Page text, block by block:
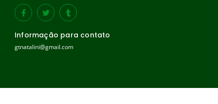
Informação para contato
gtnatalini@gmail.com